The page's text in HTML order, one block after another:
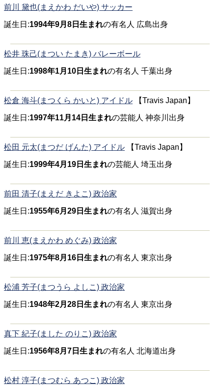
前川 黛也(まえかわ だいや) サッカー
誕生日:1994年9月8日生まれの有名人 広島出身
松井 珠己(まつい たまき) バレーボール
誕生日:1998年1月10日生まれの有名人 千葉出身
松倉 海斗(まつくら かいと) アイドル 【Travis Japan】
誕生日:1997年11月14日生まれの芸能人 神奈川出身
松田 元太(まつだ げんた) アイドル 【Travis Japan】
誕生日:1999年4月19日生まれの芸能人 埼玉出身
前田 清子(まえだ きよこ) 政治家
誕生日:1955年6月29日生まれの有名人 滋賀出身
前川 恵(まえかわ めぐみ) 政治家
誕生日:1975年8月16日生まれの有名人 東京出身
松浦 芳子(まつうら よしこ) 政治家
誕生日:1948年2月28日生まれの有名人 東京出身
真下 紀子(ました のりこ) 政治家
誕生日:1956年8月7日生まれの有名人 北海道出身
松村 淳子(まつむら あつこ) 政治家